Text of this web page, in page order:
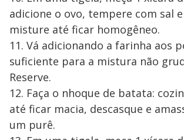
adicione o ovo, tempere com sal
misture até ficar homogêneo.
11. Vá adicionando a farinha aos
suficiente para a mistura não
Reserve.
12. Faça o nhoque de batata:
até ficar macia, descasque e
um purê.